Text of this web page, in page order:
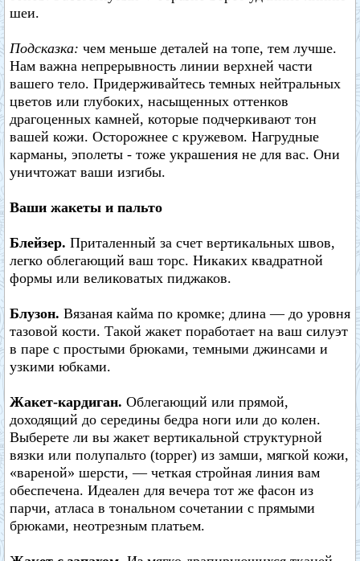
шеи.
Подсказка: чем меньше деталей на топе, тем лучше.
Нам важна непрерывность линии верхней части
вашего тело. Придерживайтесь темных нейтральных
цветов или глубоких, насыщенных оттенков
драгоценных камней, которые подчеркивают тон
вашей кожи. Осторожнее с кружевом. Нагрудные
карманы, эполеты - тоже украшения не для вас. Они
уничтожат ваши изгибы.
Ваши жакеты и пальто
Блейзер. Приталенный за счет вертикальных швов,
легко облегающий ваш торс. Никаких квадратной
формы или великоватых пиджаков.
Блузон. Вязаная кайма по кромке; длина — до уровня
тазовой кости. Такой жакет поработает на ваш силуэт
в паре с простыми брюками, темными джинсами и
узкими юбками.
Жакет-кардиган. Облегающий или прямой,
доходящий до середины бедра ноги или до колен.
Выберете ли вы жакет вертикальной структурной
вязки или полупальто (topper) из замши, мягкой кожи,
«вареной» шерсти, — четкая стройная линия вам
обеспечена. Идеален для вечера тот же фасон из
парчи, атласа в тональном сочетании с прямыми
брюками, неотрезным платьем.